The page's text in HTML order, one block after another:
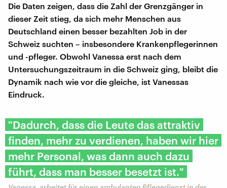
Die Daten zeigen, dass die Zahl der Grenzgänger in
dieser Zeit stieg, da sich mehr Menschen aus
Deutschland einen besser bezahlten Job in der
Schweiz suchten – insbesondere Krankenpflegerinnen
und -pfleger. Obwohl Vanessa erst nach dem
Untersuchungszeitraum in die Schweiz ging, bleibt die
Dynamik nach wie vor die gleiche, ist Vanessas
Eindruck.
"Dadurch, dass die Leute das attraktiv
finden, mehr zu verdienen, haben wir hier
mehr Personal, was dann auch dazu
führt, dass man besser besetzt ist."